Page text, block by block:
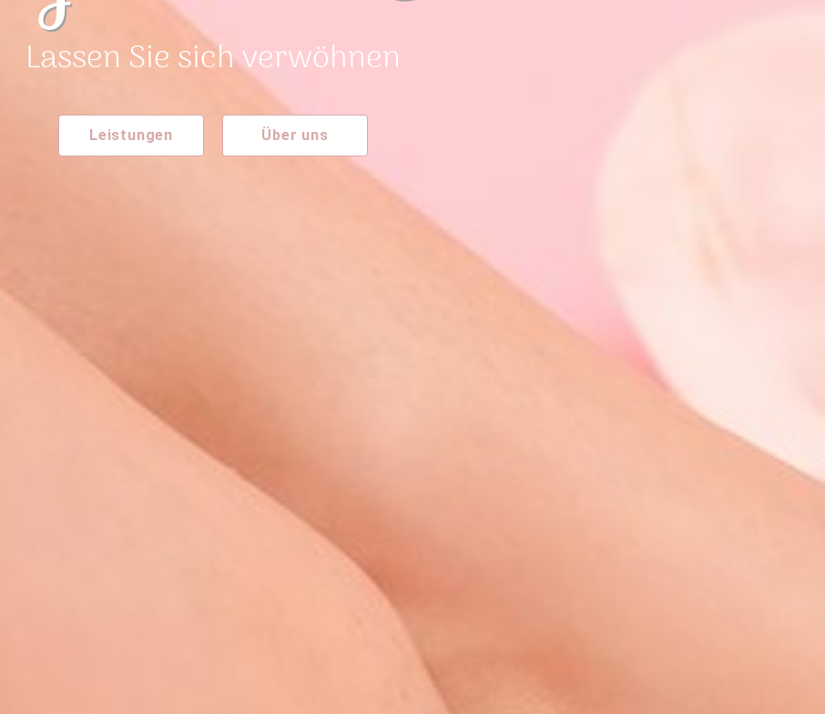
Lassen Sie sich verwöhnen
Leistungen Über uns